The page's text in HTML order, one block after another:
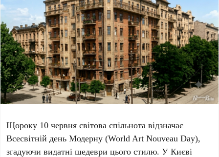
Щороку 10 червня світова спільнота відзначає
Всесвітній день Модерну (World Art Nouveau Day),
згадуючи видатні шедеври цього стилю. У Києві